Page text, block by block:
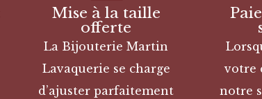
Mise à la taille
offerte
La Bijouterie Martin
Lavaquerie se charge
d’ajuster parfaitement
votre
notre